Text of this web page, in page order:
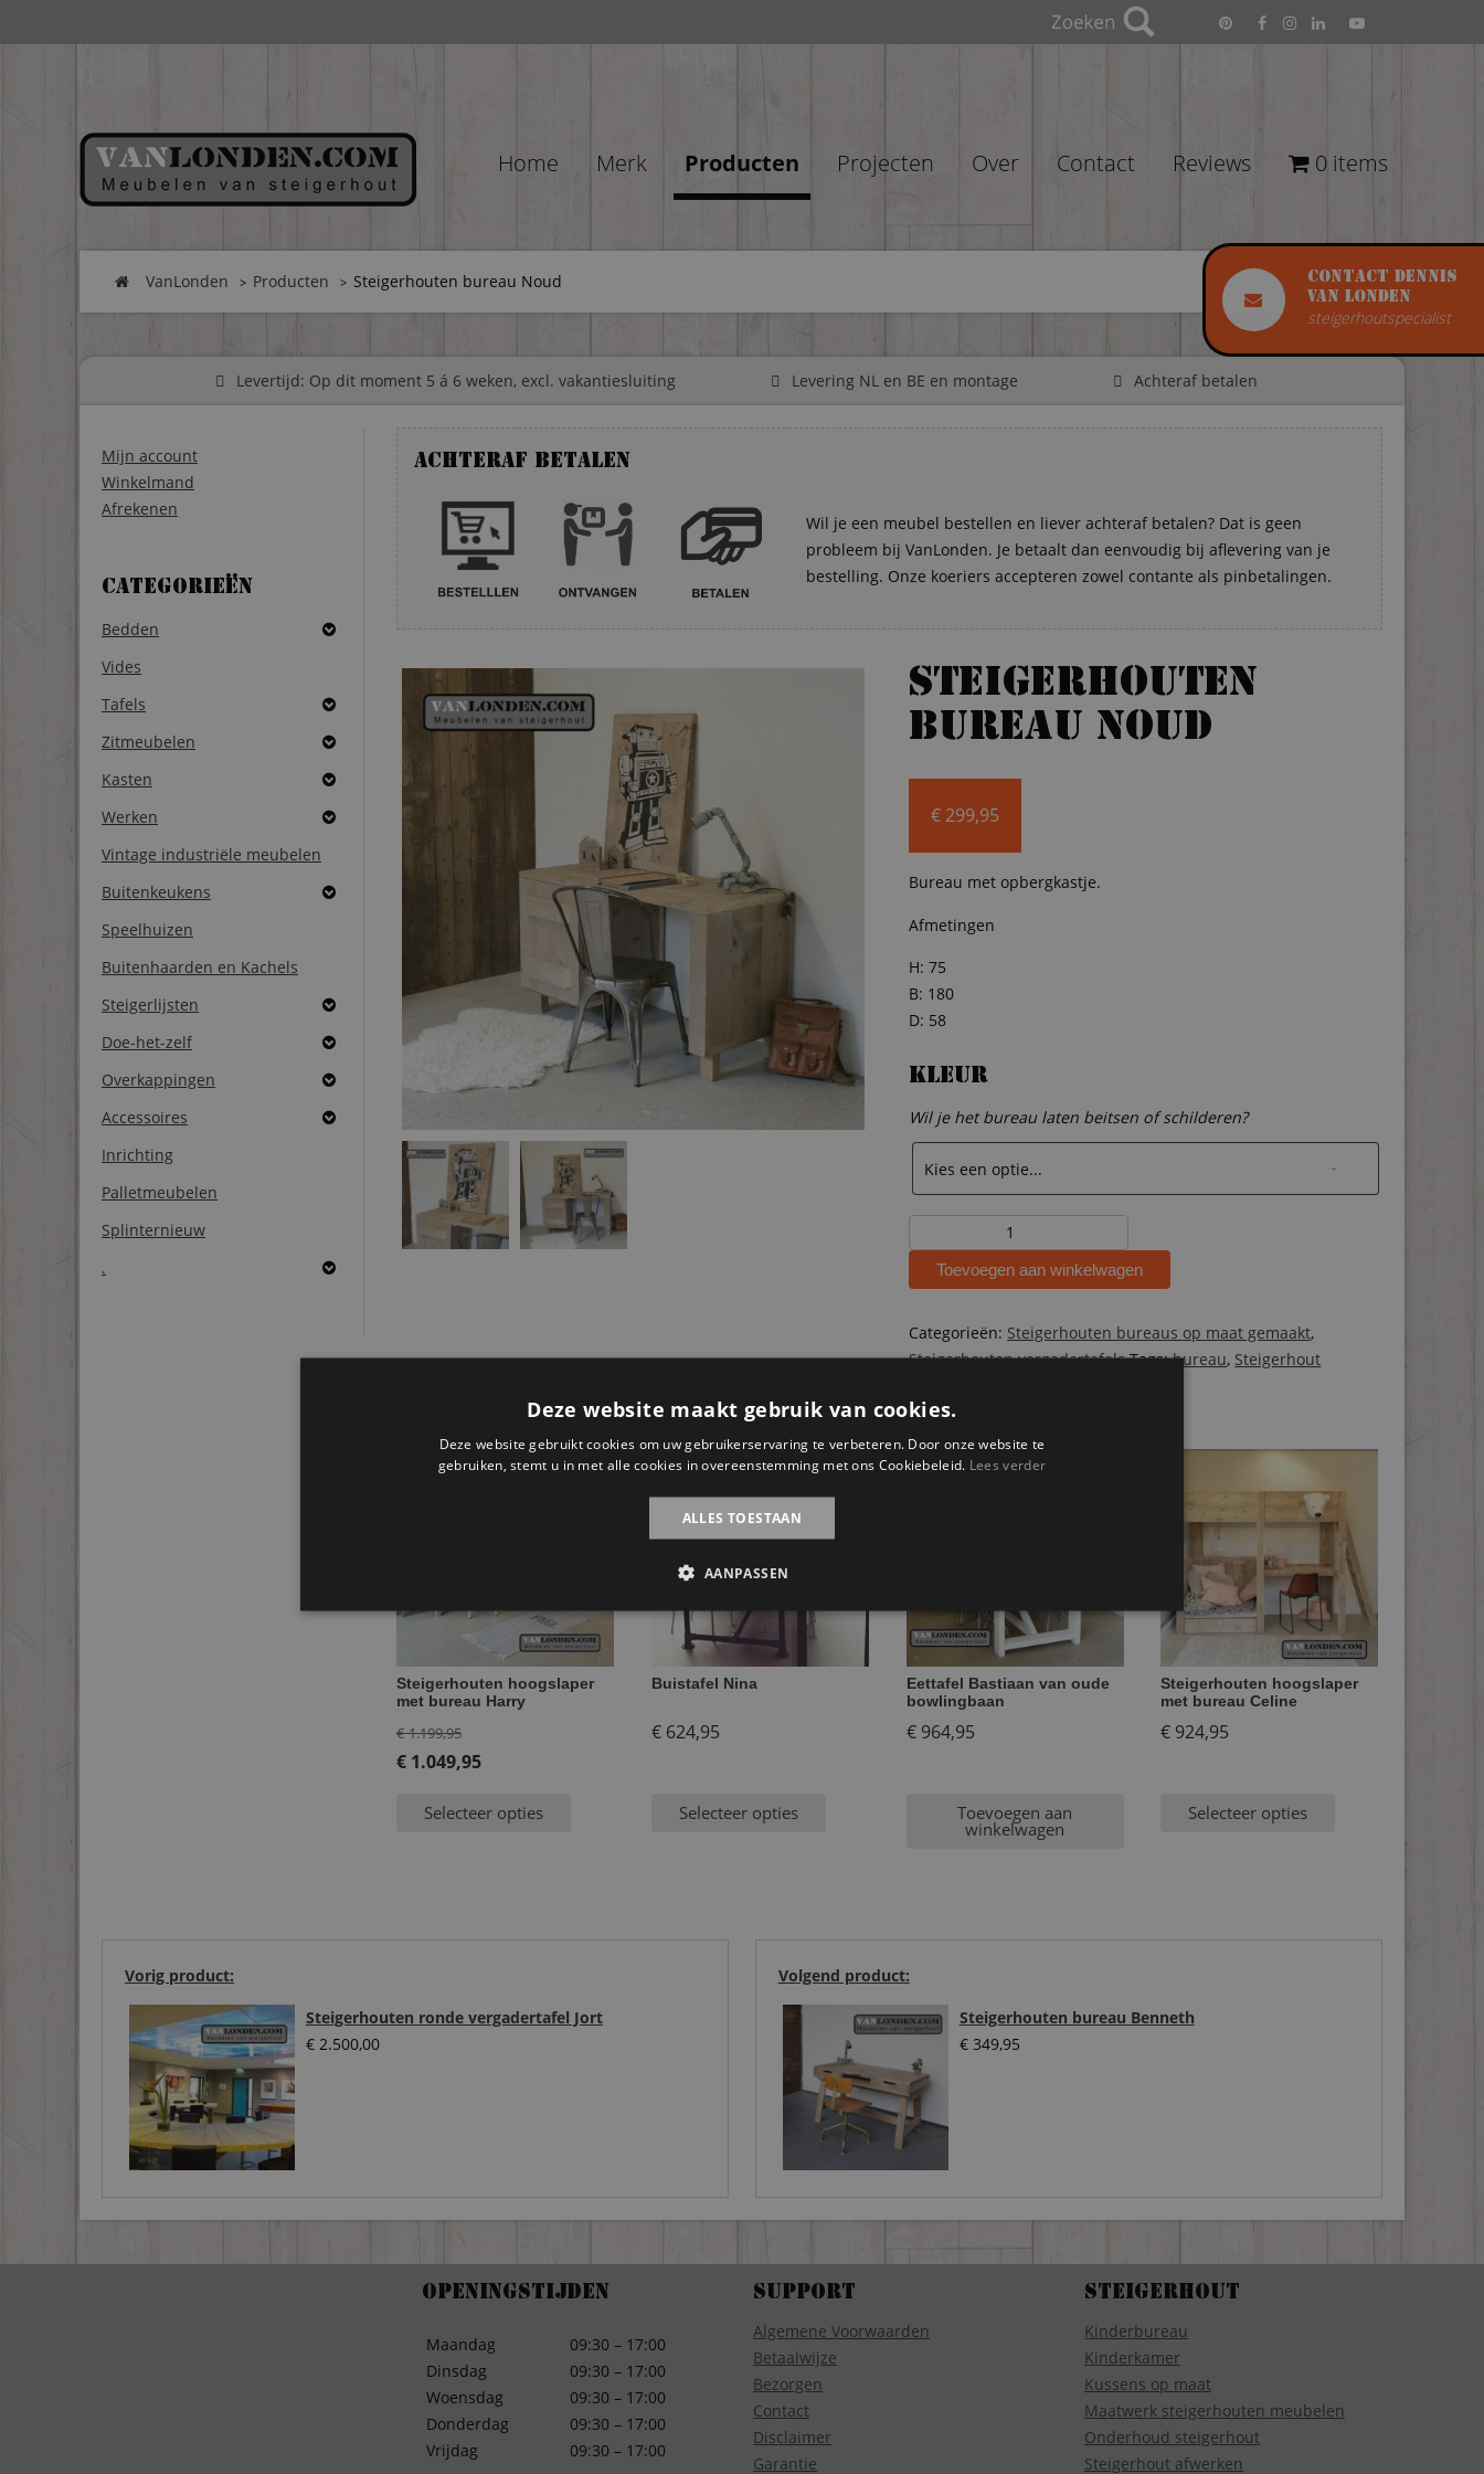
Contact Dennis
van Londen
steigerhoutspecialist
Home Merk Producten Projecten Over Contact Reviews 0 items
VanLonden Producten Steigerhouten bureau Noud
Levertijd: Op dit moment 5 á 6 weken, excl. vakantiesluiting Levering NL en BE en montage Achteraf betalen
Mijn account
Winkelmand
Afrekenen
Categorieën
Bedden
Vides
Tafels
Zitmeubelen
Kasten
Werken
Vintage industriële meubelen
Buitenkeukens
Speelhuizen
Buitenhaarden en Kachels
Steigerlijsten
Doe-het-zelf
Overkappingen
Accessoires
Inrichting
Palletmeubelen
Splinternieuw
.
Achteraf betalen
Wil je een meubel bestellen en liever achteraf betalen? Dat is geen
probleem bij VanLonden. Je betaalt dan eenvoudig bij aflevering van je
bestelling. Onze koeriers accepteren zowel contante als pinbetalingen.
Steigerhouten
bureau Noud
€299,95
Bureau met opbergkastje.
Afmetingen
H: 75
B: 180
D: 58
Kleur
Wil je het bureau laten beitsen of schilderen?
Steigerhouten
bureau
NoudToevoegen aan winkelwagen
Categorieën: Steigerhouten bureaus op maat gemaakt,
Steigerhouten vergadertafels Tags:bureau, Steigerhout
Gerelateerde producten
AANBIEDING!
Steigerhouten hoogslaper
met bureau Harry
€1.199,95Oorspronkelijke
prijs
€ 1.199,95.
€1.049,95
prijsSelecteer opties
Buistafel Nina
€624,95
Selecteer opties
Eettafel Bastiaan van oude
bowlingbaan
€964,95
Toevoegen aan
winkelwagen
Steigerhouten hoogslaper
met bureau Celine
€ 924,95
Selecteer opties
Volgend product:
Steigerhouten bureau Benneth
€349,95
Vorig product:
Steigerhouten ronde vergadertafel Jort
€ 2.500,00
Openingstijden
Maandag
Dinsdag
Woensdag
Donderdag
Vrijdag
09:30 – 17:00
09:30 – 17:00
09:30 – 17:00
09:30 – 17:00
09:30 – 17:00
Support
Algemene Voorwaarden
Betaalwijze
Bezorgen
Contact
Disclaimer
Garantie
Steigerhout
Kinderbureau
Kinderkamer
Kussens op maat
Maatwerk steigerhouten meubelen
Onderhoud steigerhout
Steigerhout afwerken
Deze website maakt gebruik van cookies.
Deze website gebruikt cookies om uw gebruikerservaring te verbeteren. Door onze website te
gebruiken, stemt u in met alle cookies in overeenstemming met ons Cookiebeleid. Lees verder
ALLES TOESTAAN
AANPASSEN